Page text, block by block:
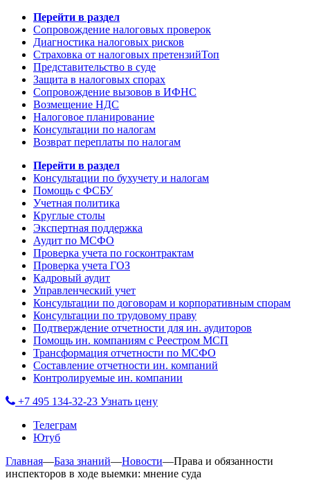
Перейти в раздел
Сопровождение налоговых проверок
Диагностика налоговых рисков
Страховка от налоговых претензийТоп
Представительство в суде
Защита в налоговых спорах
Сопровождение вызовов в ИФНС
Возмещение НДС
Налоговое планирование
Консультации по налогам
Возврат переплаты по налогам
Перейти в раздел
Консультации по бухучету и налогам
Помощь с ФСБУ
Учетная политика
Круглые столы
Экспертная поддержка
Аудит по МСФО
Проверка учета по госконтрактам
Проверка учета ГОЗ
Кадровый аудит
Управленческий учет
Консультации по договорам и корпоративным спорам
Консультации по трудовому праву
Подтверждение отчетности для ин. аудиторов
Помощь ин. компаниям с Реестром МСП
Трансформация отчетности по МСФО
Составление отчетности ин. компаний
Контролируемые ин. компании
+7 495 134-32-23 Узнать цену
Телеграм
Ютуб
Главная—База знаний—Новости—Права и обязанности
инспекторов в ходе выемки: мнение суда